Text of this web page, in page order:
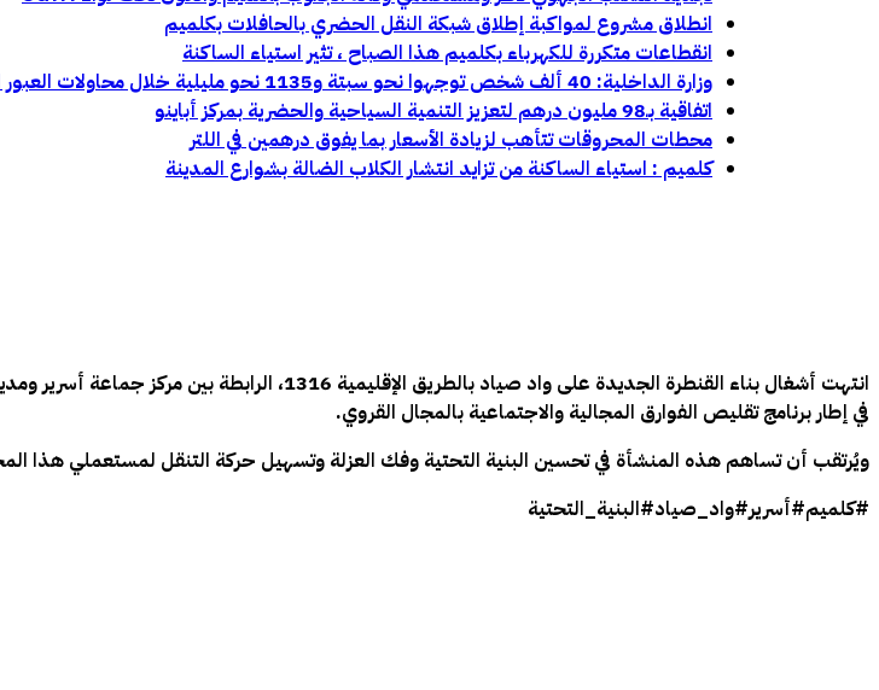
انطلاق مشروع لمواكبة إطلاق شبكة النقل الحضري بالحافلات بكلميم
انقطاعات متكررة للكهرباء بكلميم هذا الصباح ، تثير استياء الساكنة
وزارة الداخلية: 40 ألف شخص توجهوا نحو سبتة و1135 نحو مليلية خلال محاولات العبور الأخيرة:
اتفاقية بـ98 مليون درهم لتعزيز التنمية السياحية والحضرية بمركز أباينو
محطات المحروقات تتأهب لزيادة الأسعار بما يفوق درهمين في اللتر
كلميم : استياء الساكنة من تزايد انتشار الكلاب الضالة بشوارع المدينة
انتهت أشغال بناء القنطرة الجديدة على واد صياد بالطريق الإقليمية 1316، الرابطة بين مركز
في إطار برنامج تقليص الفوارق المجالية والاجتماعية بالمجال القروي.
ويُرتقب أن تساهم هذه المنشأة في تحسين البنية التحتية وفك العزلة وتسهيل حركة التنقل لمستعملي هذا
#كلميم#أسرير#واد_صياد#البنية_التحتية